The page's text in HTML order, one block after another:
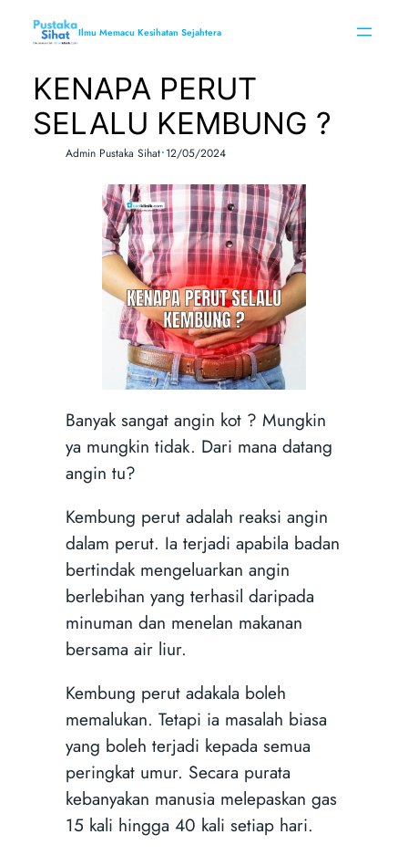
Ilmu Memacu Kesihatan Sejahtera
KENAPA PERUT
SELALU KEMBUNG ?
Admin Pustaka Sihat•12/05/2024
Banyak sangat angin kot ? Mungkin
ya mungkin tidak. Dari mana datang
angin tu?
Kembung perut adalah reaksi angin
dalam perut. Ia terjadi apabila badan
bertindak mengeluarkan angin
berlebihan yang terhasil daripada
minuman dan menelan makanan
bersama air liur.
Kembung perut adakala boleh
memalukan. Tetapi ia masalah biasa
yang boleh terjadi kepada semua
peringkat umur. Secara purata
kebanyakan manusia melepaskan gas
15 kali hingga 40 kali setiap hari.